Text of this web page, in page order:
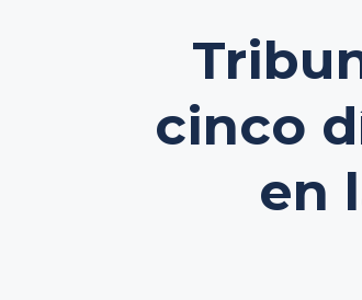
cinco
en